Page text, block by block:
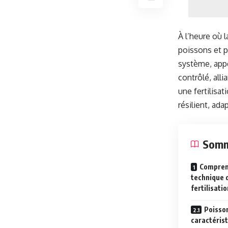
À l’heure où
poissons et
système,
contrôlé,
une
résilient,
technique